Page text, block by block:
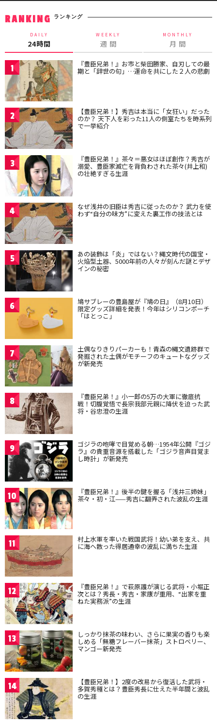
RANKING ランキング
DAILY
24時間
WEEKLY
週 間
MONTHLY
月 間
1 『豊臣兄弟！』お市と柴田勝家、自刃しての最
期と「辞世の句」…運命を共にした２人の悲劇
2 【豊臣兄弟！】秀吉は本当に「女狂い」だった
のか？ 天下人を彩った11人の側室たちを時系列
で一挙紹介
3 『豊臣兄弟！』茶々＝悪女はほぼ創作？秀吉が
溺愛、豊臣家滅亡を背負わされた茶々(井上和)
の壮絶すぎる生涯
4 なぜ浅井の旧臣は秀吉に従ったのか？ 武力を使
わず“自分の味方”に変えた裏工作の技法とは
5 あの装飾は「炎」ではない？縄文時代の国宝・
火焔型土器、5000年前の人々が刻んだ謎とデザ
インの秘密
6 鳩サブレーの豊島屋が『鳩の日』（8月10日）
限定グッズ詳細を発表！今年はシリコンポーチ
「はとっこ」
7 土偶なりきりパーカーも！青森の縄文遺跡群で
発掘された土偶がモチーフのキュートなグッズ
が新発売
8 『豊臣兄弟！』小一郎の5万の大軍に徹底抗
戦！切腹覚悟で長宗我部元親に降伏を迫った武
将・谷忠澄の生涯
9 ゴジラの咆哮で目覚める朝…1954年公開『ゴジ
ラ』の貴重音源を搭載した「ゴジラ音声目覚ま
し時計」が新発売
10 『豊臣兄弟！』後半の鍵を握る「浅井三姉妹」
茶々・初・江——秀吉に翻弄された波乱の生涯
11 村上水軍を率いた戦国武将！幼い弟を支え、共
に海へ散った得居通幸の波乱に満ちた生涯
12 『豊臣兄弟！』で萩原護が演じる武将・小堀正
次とは？秀長・秀吉・家康が重用、“出家を重
ねた実務派”の生涯
13 しっかり抹茶の味わい、さらに果実の香りも楽
しめる「無糖フレーバー抹茶」ストロベリー、
マンゴー新発売
14 【豊臣兄弟！】2度の改易から復活した武将・
多賀秀種とは？豊臣秀長に仕えた半年間と波乱
の生涯